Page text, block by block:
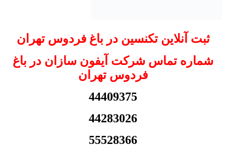
ثبت آنلاین تکنسین در باغ فردوس تهران
شماره تماس شرکت آیفون سازان در باغ
فردوس تهران
44409375
44283026
55528366